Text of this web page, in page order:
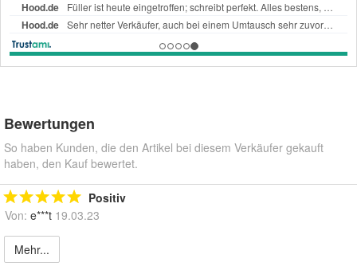
Bewertungen
So haben Kunden, die den Artikel bei diesem Verkäufer gekauft
haben, den Kauf bewertet.
Positiv
Von: e***t 19.03.23
Mehr...